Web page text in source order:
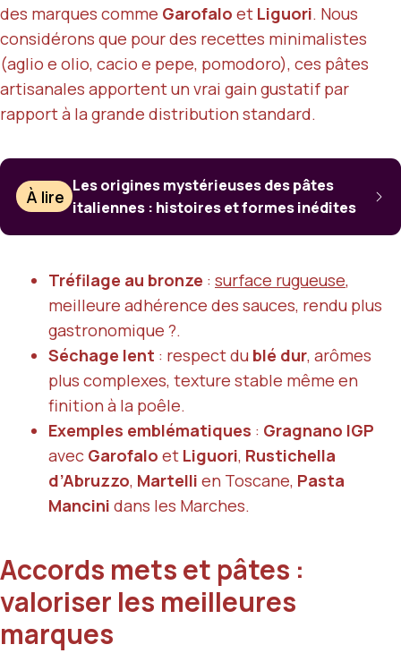
des marques comme Garofalo et Liguori. Nous
considérons que pour des recettes minimalistes
(aglio e olio, cacio e pepe, pomodoro), ces pâtes
artisanales apportent un vrai gain gustatif par
rapport à la grande distribution standard.
À lire
Les origines mystérieuses des pâtes
italiennes : histoires et formes inédites
Tréfilage au bronze : surface rugueuse,
meilleure adhérence des sauces, rendu plus
gastronomique ?.
Séchage lent : respect du blé dur, arômes
plus complexes, texture stable même en
finition à la poêle.
Exemples emblématiques : Gragnano IGP
avec Garofalo et Liguori, Rustichella
d’Abruzzo, Martelli en Toscane, Pasta
Mancini dans les Marches.
Accords mets et pâtes :
valoriser les meilleures
marques